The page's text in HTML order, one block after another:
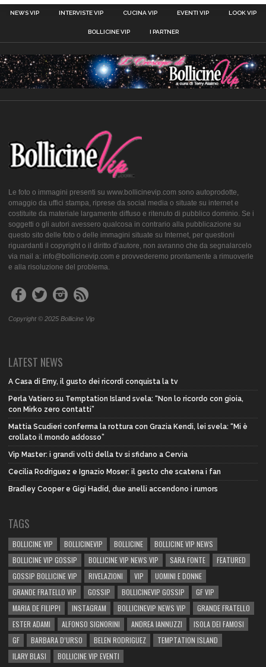
NEWS VIP INTERVISTE VIP CUCINA VIP EVENTI VIP LOOK VIP
BOLLICINE VIP I PARTNER
Le foto o immagini presenti su www.bollicinevip.com sono autoprodotte,
omaggio da uffici stampa, riprese da social media o situate su internet e
costituite da materiale largamente diffuso e ritenuto di pubblico dominio. Se i
soggetti o gli autori avessero qualcosa in contrario alla pubblicazione su
questo sito delle foto o delle immagini situate su Internet, per questioni
riguardanti il copyright o il diritto d’autore, non avranno che da segnalarcelo
via mail a: info@bollicinevip.com e provvederemo prontamente a rimuoverle
e alla risoluzione del problema.
Copyright © 2025 Bollicine Vip
LATEST NEWS
A Casa di Emy, il gusto dei ricordi conquista la tv
Perla Vatiero su Temptation Island svela: “Non lo ricordo con gioia,
con Mirko zero contatti”
Mattia Scudieri conferma la rottura con Grazia Kendi, lei svela: “Mi è
crollato il mondo addosso”
Vip Master: i grandi volti della tv si sfidano a Cervia
Cecilia Rodriguez e Ignazio Moser: il gesto che scatena i fan
Bradley Cooper e Gigi Hadid, due anelli accendono i rumors
TAGS
BOLLICINE VIP BOLLICINEVIP BOLLICINE
BOLLICINE VIP NEWS
BOLLICINE VIP GOSSIP
BOLLICINE VIP NEWS VIP SARA FONTE
FEATURED
GOSSIP BOLLICINE VIP
RIVELAZIONI VIP
UOMINI E DONNE
GRANDE FRATELLO VIP
GOSSIP BOLLICINEVIP GOSSIP
GF VIP
MARIA DE FILIPPI
INSTAGRAM BOLLICINEVIP NEWS VIP
GRANDE FRATELLO
ESTER ADAMI
ALFONSO SIGNORINI ANDREA IANNUZZI
ISOLA DEI FAMOSI
GF
BARBARA D’URSO BELEN RODRIGUEZ
TEMPTATION ISLAND
ILARY BLASI
BOLLICINE VIP EVENTI